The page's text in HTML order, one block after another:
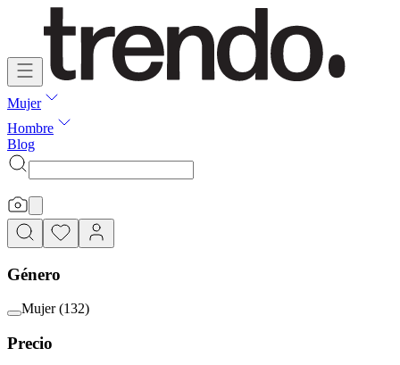
Mujer
Hombre
Blog
Género
Mujer (132)
Precio